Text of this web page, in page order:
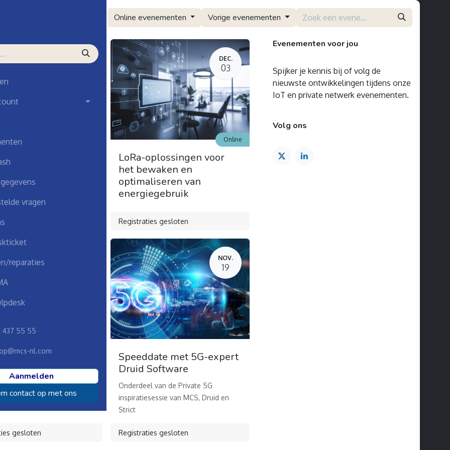
vragen
reparaties
437 55 55
nl.com
Aanmelden
contact op met ons
Online evenementen Vorige evenementen
in IoT | SWoI
gesloten
DEC.
03
LoRa-oplossingen voor
het bewaken en
optimaliseren van
energiegebruik
Online
Registraties gesloten
met 5G-expert
van de Private 5G
van MCS, Druid en
gesloten
NOV.
19
Speeddate met 5G-expert
Druid Software
Onderdeel van de Private 5G
inspiratiesessie van MCS, Druid en
Strict
Registraties gesloten
Evenementen voor jou
Spijker je kennis bij of volg de
nieuwste ontwikkelingen tijdens onze
IoT en private netwerk evenementen.
Volg ons